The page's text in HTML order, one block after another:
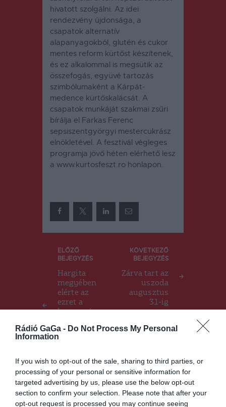
Rádió GaGa - Do Not Process My Personal
Information
If you wish to opt-out of the sale, sharing to third parties, or
processing of your personal or sensitive information for
targeted advertising by us, please use the below opt-out
section to confirm your selection. Please note that after your
opt-out request is processed you may continue seeing
hivatott szolgálni. Az idei
rendezvény újdonsága, a
csapatok alternatív
alapanyagokból, glutén és cukor
mentes reform kürtőst készítenek,
és ez alkalommal is megsütik az
összefogás, együvé tartozás
szimbólumaként a Kárpát-
medence kürtőskalácsát. A
csapatok munkáját szakmai zsűri
bírálja el Farkas Ferenc
sepsiszentgyörgyi mestercukrász
elnökletével. A fesztivál végleges
programja jövő héten elérhető lesz
a www.kurtosfeszt.ro honlapon.
Bejegyzés
navigáció
ELŐZŐ
BEJEGYZÉS
Hargita
megyében
elérte az
ezret a
koronavírus
összefüggés
ben elhunyt
száma
KÖVETKEZŐ
BEJEGYZÉS
Zárva tart az
uszoda
augusztus
31-ig
Ez is érdekelheti